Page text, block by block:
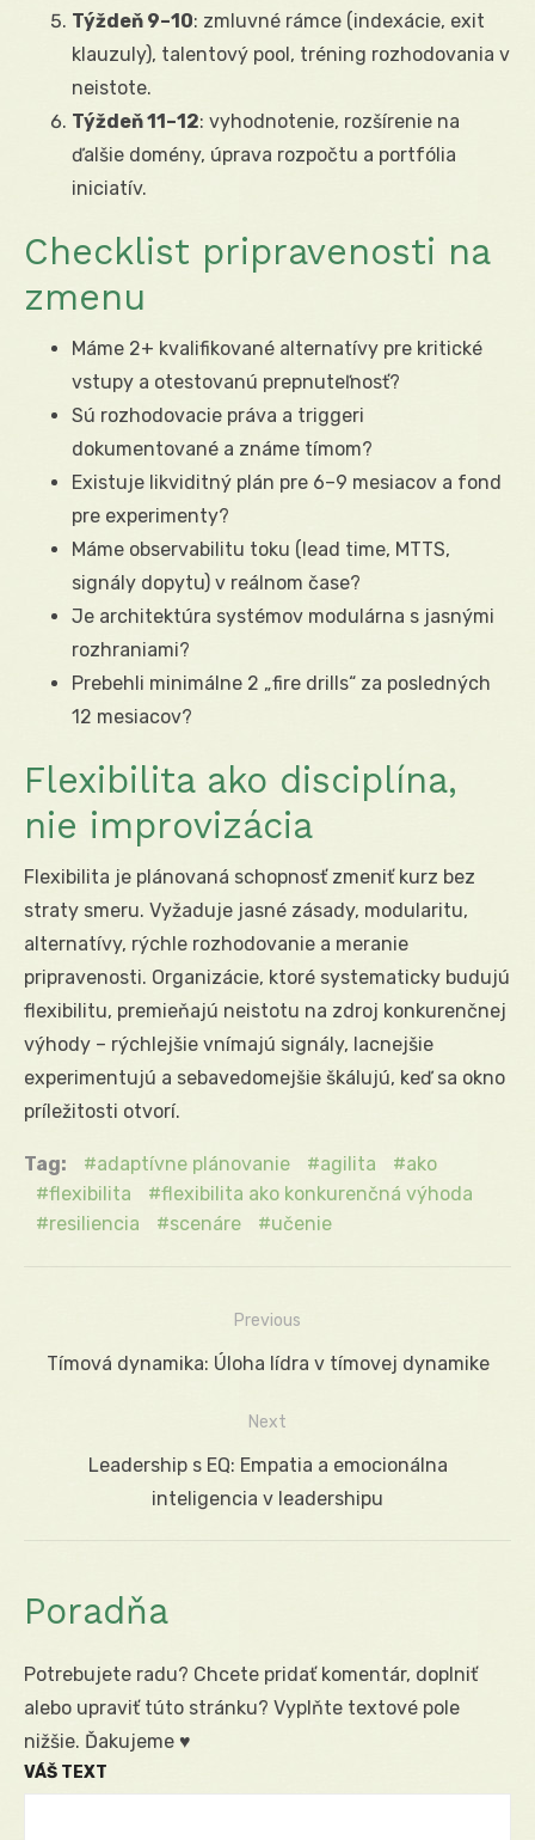
Týždeň 9–10: zmluvné rámce (indexácie, exit
klauzuly), talentový pool, tréning rozhodovania v
neistote.
Týždeň 11–12: vyhodnotenie, rozšírenie na
ďalšie domény, úprava rozpočtu a portfólia
iniciatív.
Checklist pripravenosti na
zmenu
Máme 2+ kvalifikované alternatívy pre kritické
vstupy a otestovanú prepnuteľnosť?
Sú rozhodovacie práva a triggeri
dokumentované a známe tímom?
Existuje likviditný plán pre 6–9 mesiacov a fond
pre experimenty?
Máme observabilitu toku (lead time, MTTS,
signály dopytu) v reálnom čase?
Je architektúra systémov modulárna s jasnými
rozhraniami?
Prebehli minimálne 2 „fire drills“ za posledných
12 mesiacov?
Flexibilita ako disciplína,
nie improvizácia
Flexibilita je plánovaná schopnosť zmeniť kurz bez
straty smeru. Vyžaduje jasné zásady, modularitu,
alternatívy, rýchle rozhodovanie a meranie
pripravenosti. Organizácie, ktoré systematicky budujú
flexibilitu, premieňajú neistotu na zdroj konkurenčnej
výhody – rýchlejšie vnímajú signály, lacnejšie
experimentujú a sebavedomejšie škálujú, keď sa okno
príležitosti otvorí.
Tag: adaptívne plánovanie agilita
ako
flexibilita
flexibilita ako konkurenčná výhoda
resiliencia
scenáre učenie
Navigácia
Previous
Previous
Tímová dynamika: Úloha lídra v tímovej dynamike
Next
Leadership s EQ: Empatia a emocionálna
inteligencia v leadershipu
Poradňa
Potrebujete radu? Chcete pridať komentár, doplniť
alebo upraviť túto stránku? Vyplňte textové pole
nižšie. Ďakujeme ♥
VÁŠ TEXT